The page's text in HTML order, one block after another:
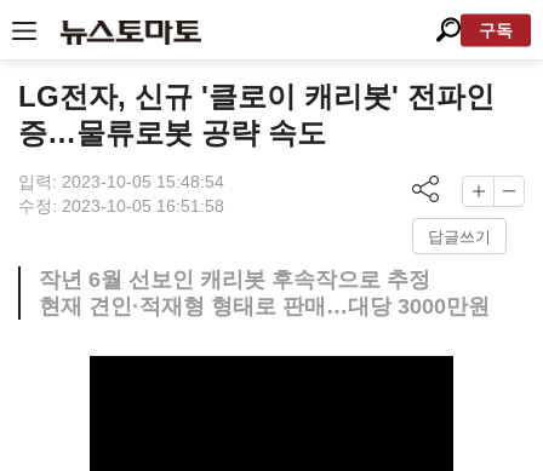
구독
LG전자, 신규 '클로이 캐리봇' 전파인
증…물류로봇 공략 속도
입력: 2023-10-05 15:48:54
수정: 2023-10-05 16:51:58
답글쓰기
작년 6월 선보인 캐리봇 후속작으로 추정
현재 견인·적재형 형태로 판매…대당 3000만원